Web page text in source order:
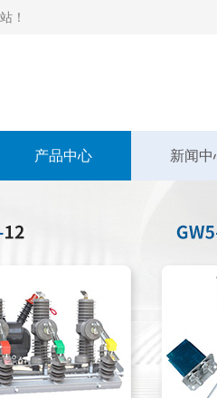
！
产品中心 新闻中